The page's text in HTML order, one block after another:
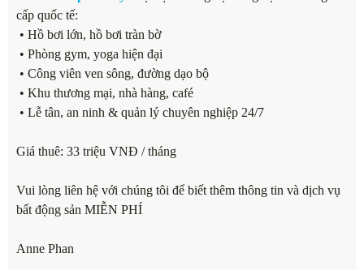
cấp quốc tế:
• Hồ bơi lớn, hồ bơi tràn bờ
• Phòng gym, yoga hiện đại
• Công viên ven sông, đường dạo bộ
• Khu thương mại, nhà hàng, café
• Lễ tân, an ninh & quản lý chuyên nghiệp 24/7
Giá thuê: 33 triệu VNĐ / tháng
Vui lòng liên hệ với chúng tôi để biết thêm thông tin và dịch vụ
bất động sản MIỄN PHÍ
Anne Phan